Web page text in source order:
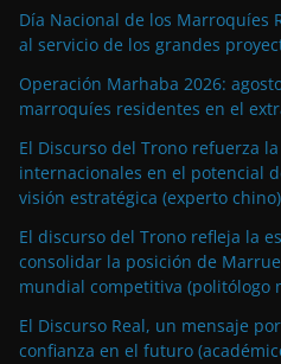
Día Nacional de los Marroquíes
al servicio de los grandes
Operación Marhaba 2026:
marroquíes residentes en el
El Discurso del Trono refuerza
internacionales en el potencial
visión estratégica (experto chino)
El discurso del Trono refleja la
consolidar la posición de
mundial competitiva (politólogo
El Discurso Real, un mensaje
confianza en el futuro